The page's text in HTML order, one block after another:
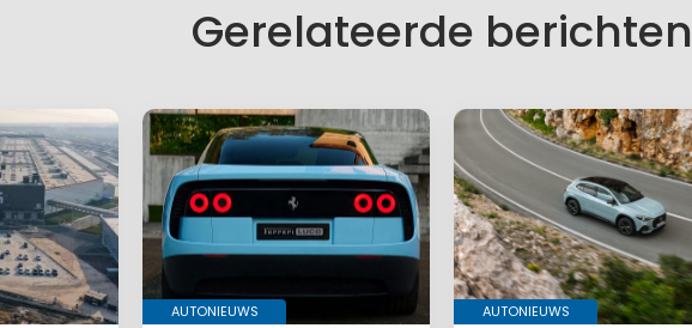
Gerelateerde berichten
AUTONIEUWS AUTONIEUWS